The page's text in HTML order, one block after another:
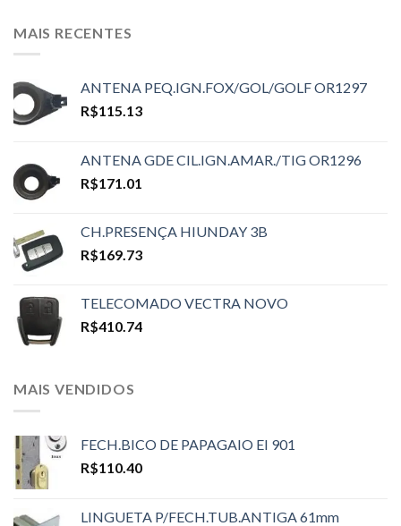
MAIS RECENTES
ANTENA PEQ.IGN.FOX/GOL/GOLF OR1297
R$115.13
ANTENA GDE CIL.IGN.AMAR./TIG OR1296
R$171.01
CH.PRESENÇA HIUNDAY 3B
R$169.73
TELECOMADO VECTRA NOVO
R$410.74
MAIS VENDIDOS
FECH.BICO DE PAPAGAIO EI 901
R$110.40
LINGUETA P/FECH.TUB.ANTIGA 61mm